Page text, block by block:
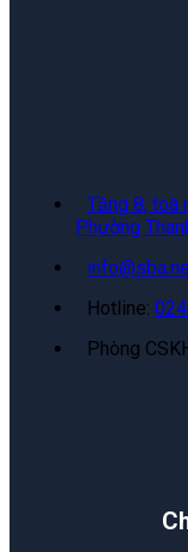
Tầng 8, toà
Phường
Hotline:
Phòng